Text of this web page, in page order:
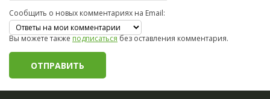
Сообщить о новых комментариях на Email:
Вы можете такжеподписатьсябез оставления комментария.